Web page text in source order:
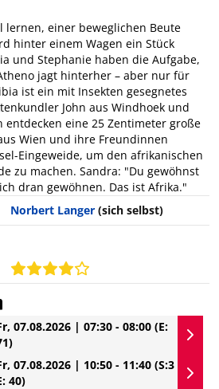
lernen, einer beweglichen Beute
hinter einem Wagen ein Stück
und Stephanie haben die Aufgabe,
jagt hinterher – aber nur für
ist ein mit Insekten gesegnetes
John aus Windhoek und
entdecken eine 25 Zentimeter große
Wien und ihre Freundinnen
Eingeweide, um den afrikanischen
zu machen. Sandra: "Du gewöhnst
dran gewöhnen. Das ist Afrika."
Norbert Langer (sich selbst)
07.08.2026 | 07:30 - 08:00 (E:
07.08.2026 | 10:50 - 11:40 (S:3
40)